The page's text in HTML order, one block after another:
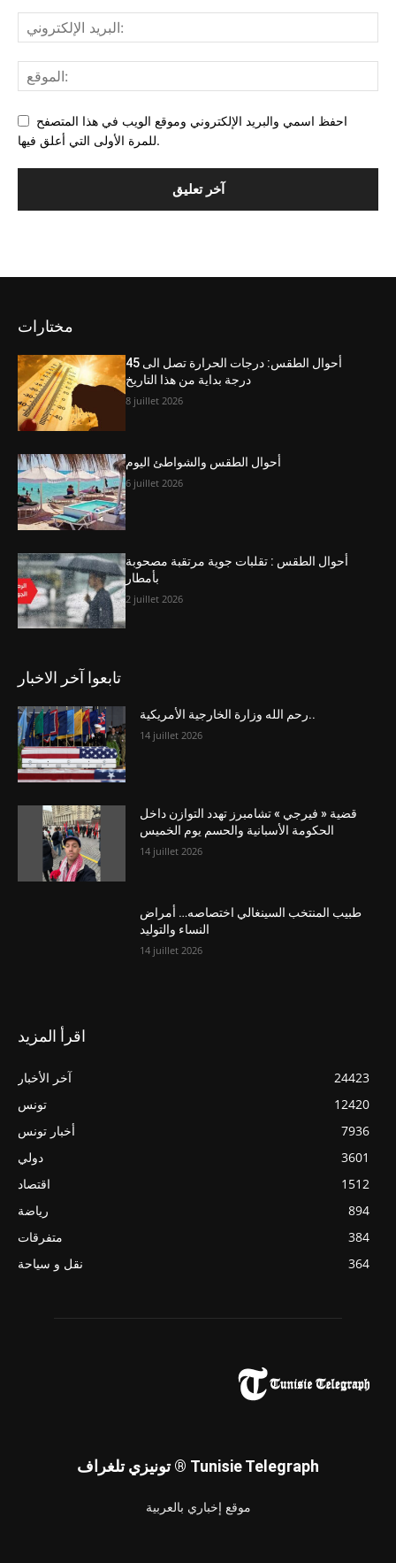
احفظ اسمي والبريد الإلكتروني وموقع الويب في هذا المتصفح
للمرة الأولى التي أعلق فيها.
مختارات
أحوال الطقس: درجات الحرارة تصل الى 45
درجة بداية من هذا التاريخ
8 juillet 2026
أحوال الطقس والشواطئ اليوم
6 juillet 2026
أحوال الطقس : تقلبات جوية مرتقبة مصحوبة
بأمطار
2 juillet 2026
تابعوا آخر الاخبار
رحم الله وزارة الخارجية الأمريكية..
14 juillet 2026
قضية « فيرجي » تشامبرز تهدد التوازن داخل
الحكومة الأسبانية والحسم يوم الخميس
14 juillet 2026
طبيب المنتخب السينغالي اختصاصه… أمراض
النساء والتوليد
14 juillet 2026
اقرأ المزيد
آخر الأخبار
24423
تونس
12420
أخبار تونس
7936
دولي
3601
اقتصاد
1512
رياضة
894
متفرقات
384
نقل و سياحة
364
تونيزي تلغراف ® Tunisie Telegraph
موقع إخباري بالعربية